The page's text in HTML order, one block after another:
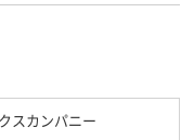
スカンパニー